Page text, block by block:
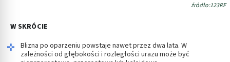
źródło:123RF
W SKRÓCIE
Blizna po oparzeniu powstaje nawet przez dwa lata. W
zależności od głębokości i rozległości urazu może być